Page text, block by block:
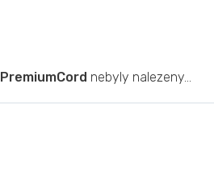
PremiumCord nebyly nalezeny...